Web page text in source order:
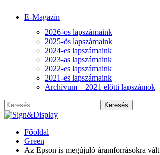
E-Magazin
2026-os lapszámaink
2025-ös lapszámaink
2024-es lapszámaink
2023-as lapszámaink
2022-es lapszámaink
2021-es lapszámaink
Archívum – 2021 előtti lapszámok
Főoldal
Green
Az Epson is megújuló áramforrásokra vált